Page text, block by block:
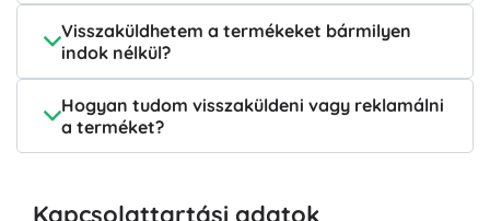
Visszaküldhetem a termékeket bármilyen
indok nélkül?
Hogyan tudom visszaküldeni vagy reklamálni
a terméket?
Kapcsolattartási adatok